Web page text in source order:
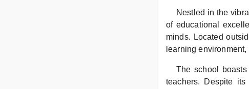
Nestled in the
of educational
minds. Located
learning
The school
teachers. Despite